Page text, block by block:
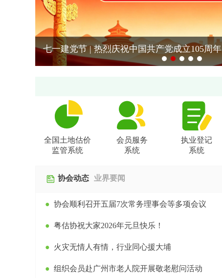
中估协关于印发《关于推进土地估价与不动产登记代理行业高质量发展的实施意见》的通知 七一建党节 | 热烈庆祝中国共产党成立105周年
全国土地估价
监管系统
会员服务
系统
执业登记
系统
协会动态 业界要闻
● 协会顺利召开五届7次常务理事会等多项会议
● 粤估协祝大家2026年元旦快乐！
● 火灾无情人有情，行业同心援大埔
● 组织会员赴广州市老人院开展敬老慰问活动